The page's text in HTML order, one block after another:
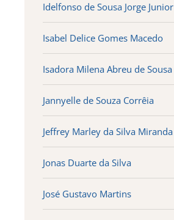
Idelfonso de Sousa Jorge Junior
Isabel Delice Gomes Macedo
Isadora Milena Abreu de Sousa
Jannyelle de Souza Corrêia
Jeffrey Marley da Silva Miranda
Jonas Duarte da Silva
José Gustavo Martins